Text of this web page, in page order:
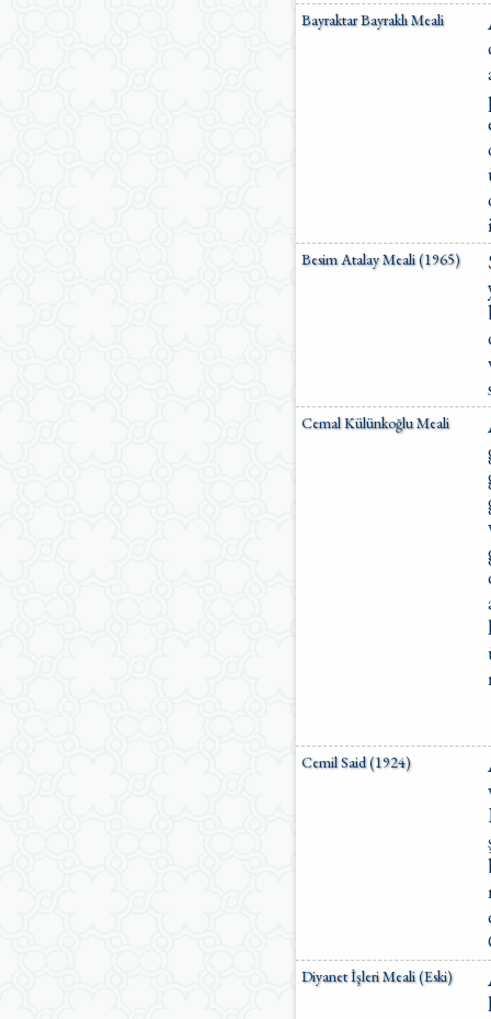
Bayraktar Bayraklı Meali
Besim Atalay Meali (1965)
Cemal Külünkoğlu Meali
Cemil Said (1924)
Diyanet İşleri Meali (Eski)